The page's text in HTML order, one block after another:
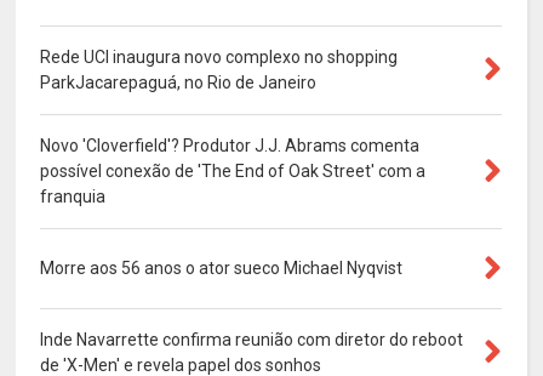
Rede UCI inaugura novo complexo no shopping
ParkJacarepaguá, no Rio de Janeiro
Novo 'Cloverfield'? Produtor J.J. Abrams comenta
possível conexão de 'The End of Oak Street' com a
franquia
Morre aos 56 anos o ator sueco Michael Nyqvist
Inde Navarrette confirma reunião com diretor do reboot
de 'X-Men' e revela papel dos sonhos